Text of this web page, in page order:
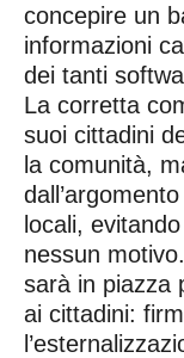
concepire un
informazioni
dei tanti
La corretta
suoi cittadini
la comunità,
locali,
nessun
sarà in piazza
ai cittadini: